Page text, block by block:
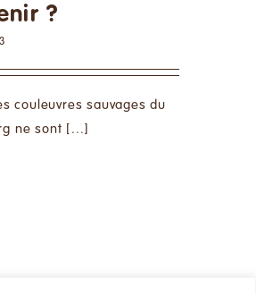
?
couleuvres sauvages du
ne sont [...]